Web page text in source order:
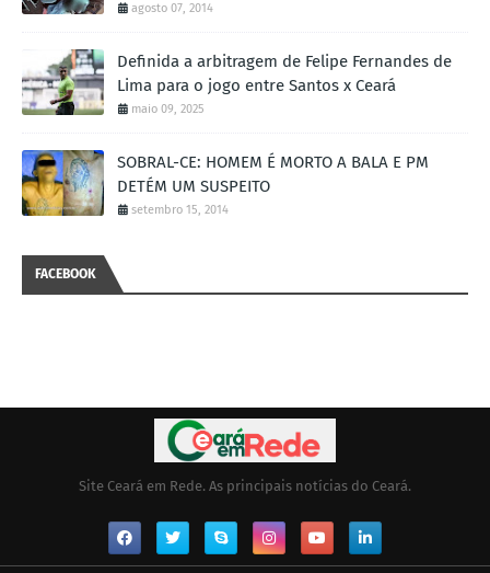
agosto 07, 2014
Definida a arbitragem de Felipe Fernandes de
Lima para o jogo entre Santos x Ceará
maio 09, 2025
SOBRAL-CE: HOMEM É MORTO A BALA E PM
DETÉM UM SUSPEITO
setembro 15, 2014
FACEBOOK
Site Ceará em Rede. As principais notícias do Ceará.